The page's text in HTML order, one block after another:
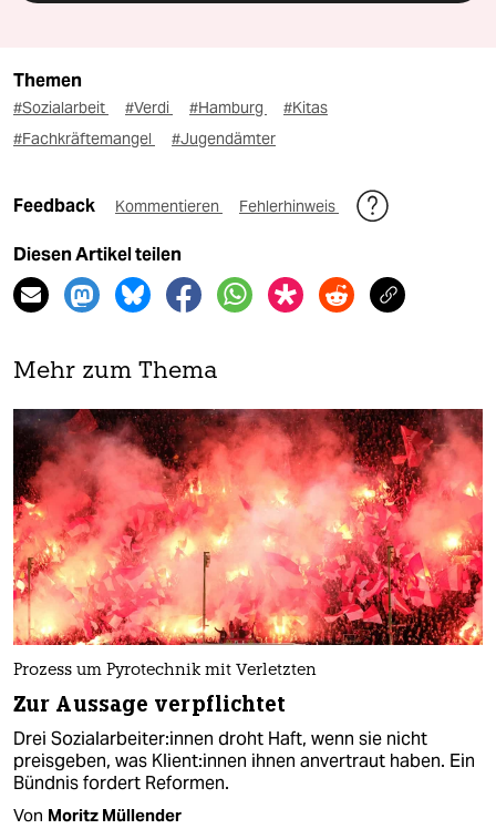
Themen
#Sozialarbeit #Verdi #Hamburg
#Kitas
#Fachkräftemangel
#Jugendämter
Feedback Kommentieren Fehlerhinweis
Diesen Artikel teilen
Mehr zum Thema
Prozess um Pyrotechnik mit Verletzten
Zur Aussage verpflichtet
Drei So­zi­al­ar­bei­te­r:in­nen droht Haft, wenn sie nicht
preisgeben, was Kli­en­t:in­nen ihnen anvertraut haben. Ein
Bündnis fordert Reformen.
Von Moritz Müllender